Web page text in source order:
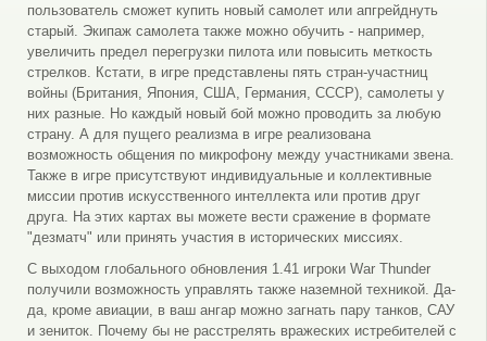
пользователь сможет купить новый самолет или апгрейднуть
старый. Экипаж самолета также можно обучить - например,
увеличить предел перегрузки пилота или повысить меткость
стрелков. Кстати, в игре представлены пять стран-участниц
войны (Британия, Япония, США, Германия, СССР), самолеты у
них разные. Но каждый новый бой можно проводить за любую
страну. А для пущего реализма в игре реализована
возможность общения по микрофону между участниками звена.
Также в игре присутствуют индивидуальные и коллективные
миссии против искусственного интеллекта или против друг
друга. На этих картах вы можете вести сражение в формате
"дезматч" или принять участия в исторических миссиях.
С выходом глобального обновления 1.41 игроки War Thunder
получили возможность управлять также наземной техникой. Да-
да, кроме авиации, в ваш ангар можно загнать пару танков, САУ
и зениток. Почему бы не расстрелять вражеских истребителей с